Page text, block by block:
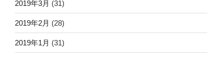
2019年3月 (31)
2019年2月 (28)
2019年1月 (31)